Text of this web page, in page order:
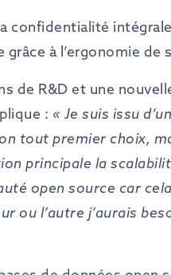
confidentialité
à l’ergonomie de
de R&D et une
: « Je suis issu
tout premier choix,
principale la
open source car cela
ou l’autre j’aurais